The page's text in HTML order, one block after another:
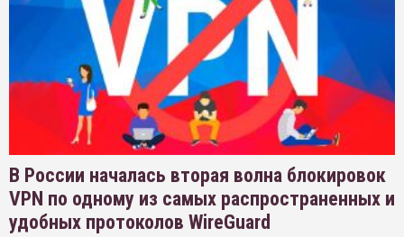
В России началась вторая волна блокировок
VPN по одному из самых распространенных и
удобных протоколов WireGuard